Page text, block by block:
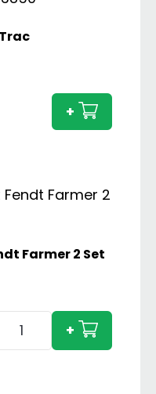
Terra
+
Farmer 2 Set
Amazone
S300
+